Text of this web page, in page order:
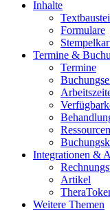
Inhalte
Formulare
Termine &
Termine
Integrationen &
Artikel
Weitere Themen